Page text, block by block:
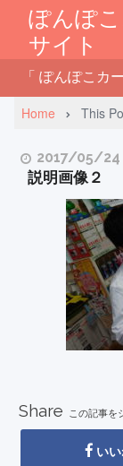
ぽんぽ
サイト
「 ぽんぽこカ
Home This
2017/05/24
説明画像２
Share この記事を
い